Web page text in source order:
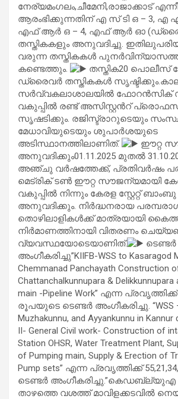
നേര്യമംഗലം,ചീമേനി,രാജാക്കാട്
ആരംഭിക്കുന്നതിന് എ സ് ടി ഒ – 3, എ
എഫ് ആര്‍ ഒ – 4, എഫ് ആര്‍ ഓ
തസ്തികകളും അനുവദിച്ചു.
വരുന്ന തസ്തികകള്‍
കണ്ടെത്തും.
തസ്തിക20 പൊലീസ്
ഡ്രൈവര്‍ തസ്തികകള്‍
സര്‍വ്വകലാശാലയില്‍
വകുപ്പില്‍ രണ്ട് അസിസ്റ്റന്‍റ്
സൃഷടിക്കും. രജിസ്ട്രാറുടെയും
മേധാവിയുടെയും ശുപാര്‍ശയുടെ
അടിസ്ഥാനത്തിലാണിത്.
ഈറ്റ
അനുവദിക്കും01.11.2025 മുതൽ
അഞ്ചു വർഷത്തേക്ക്, പ്രതിവർഷം
മെട്രിക് ടൺ ഈറ്റ സൗജന്യമായി
വകുപ്പിൽ നിന്നും കേരള സ്റ്റേറ്റ്
അനുവദിക്കും. നിർദ്ധനരായ
തൊഴിലാളികൾക്ക് മാത്രയായി
നിർമാണത്തിനായി വിതരണം
വ്യവസ്ഥയോടെയാണിത്.
ടെണ്ടര്‍
അംഗീകരിച്ചു”KIIFB-WSS to Kasaragod
Chemmanad Panchayath Construction
Chattanchalkunnupara & Delikkunnupara
main -Pipeline Work” എന്ന പ്രവൃത്തിക്ക്
രൂപയുടെ ടെണ്ടർ അംഗീകരിച്ചു. “WSS –
Muzhakunnu, and Ayyankunnu in
II- General Civil work- Construction of
Station OHSR, Water Treatment Plant,
of Pumping main, Supply & Erection of
Pump sets” എന്ന പ്രവൃത്തിക്ക്
ടെണ്ടർ അംഗീകരിച്ചു.”കെഡബ്ല്യുഎ
താഴത്തെ വശത്ത് മാവിളക്കടവിൽ